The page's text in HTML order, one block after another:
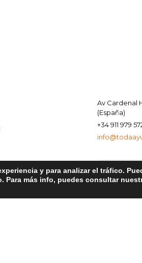
Av Cardenal
(España)
+34 911 979
y para analizar el tráfico.
Para más info, puedes consultar